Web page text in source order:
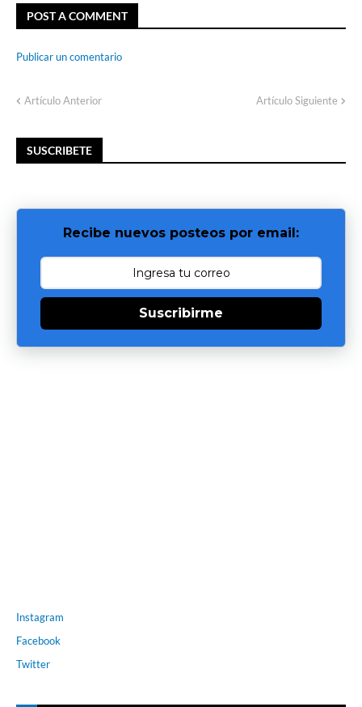
POST A COMMENT
Publicar un comentario
Artículo Anterior Artículo Siguiente
SUSCRIBETE
Recibe nuevos posteos por email:
Suscribirme
Instagram
Facebook
Twitter